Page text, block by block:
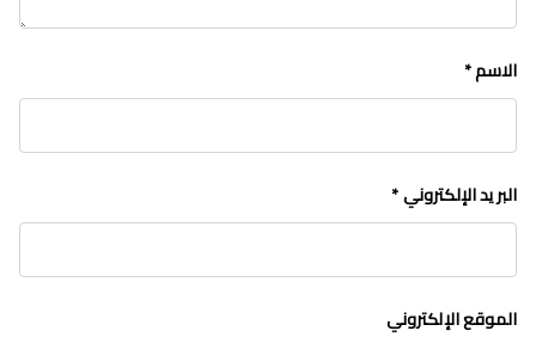
الاسم*
البريد الإلكتروني*
الموقع الإلكتروني